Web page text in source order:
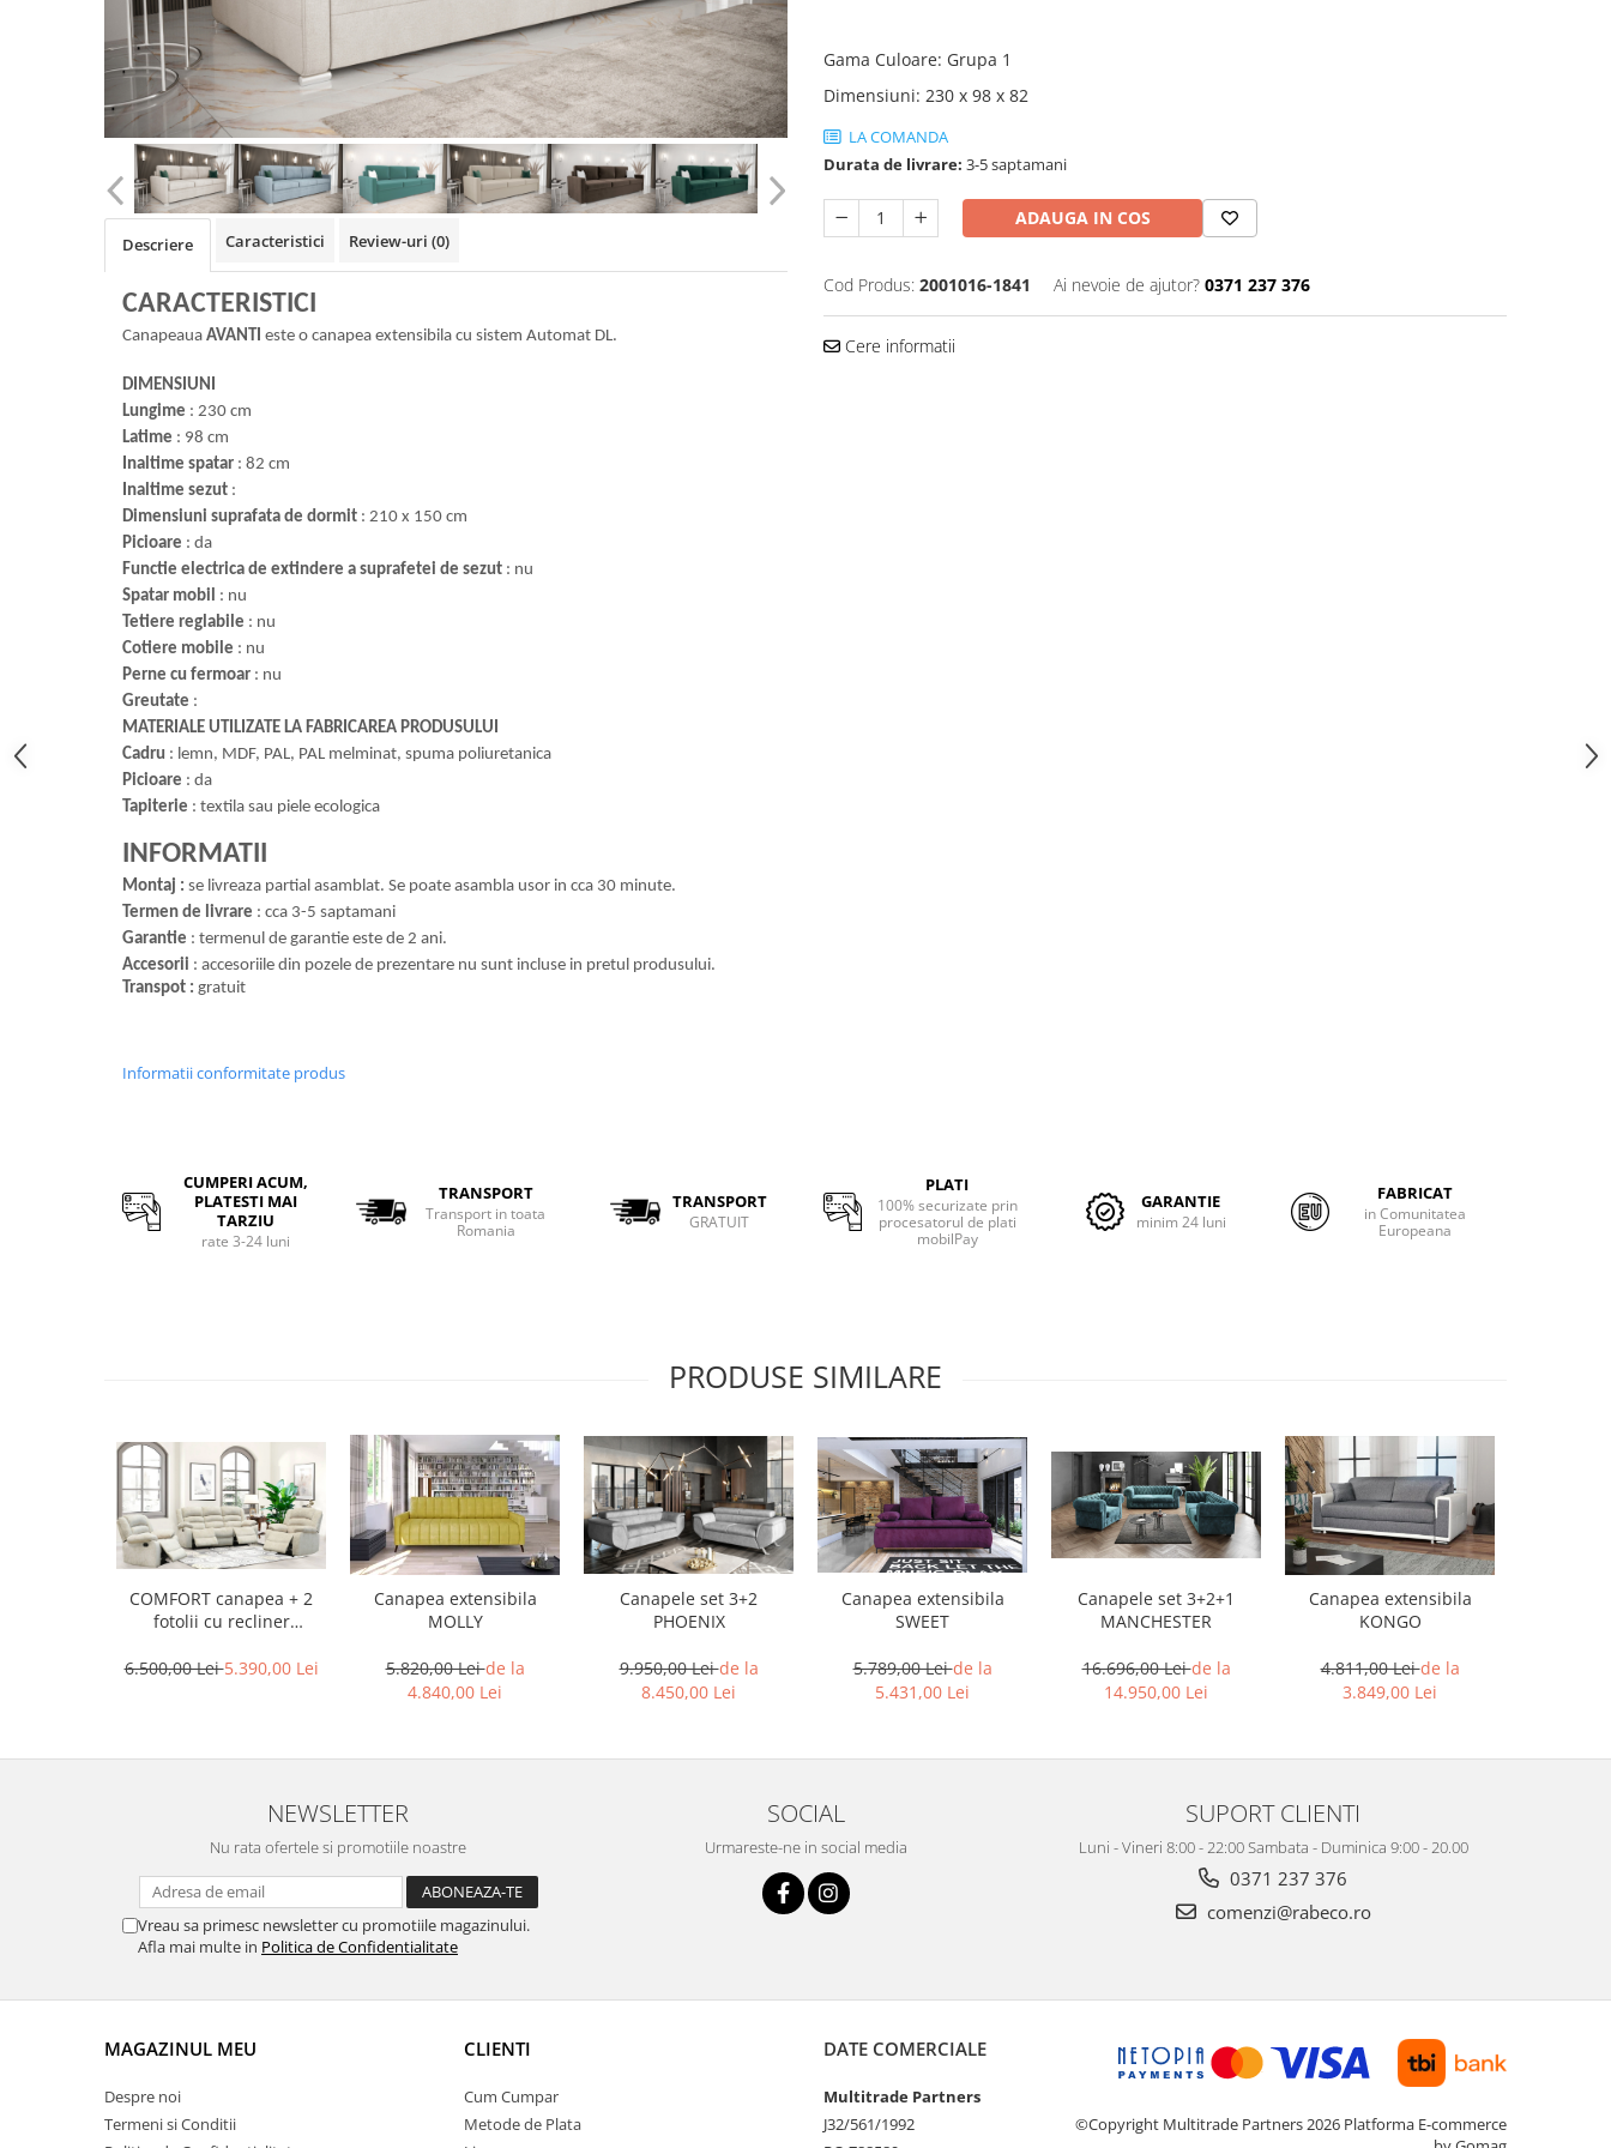
Gama Culoare: Grupa 1
Dimensiuni: 230 x 98 x 82
LA COMANDA
Durata de livrare: 3-5 saptamani
ADAUGA IN COS
Cod Produs: 2001016-1841 Ai nevoie de ajutor? 0371 237 376
Cere informatii
Descriere Caracteristici Review-uri (0)
CARACTERISTICI
Canapeaua AVANTI este o canapea extensibila cu sistem Automat DL.
DIMENSIUNI
Lungime : 230 cm
Latime : 98 cm
Inaltime spatar : 82 cm
Inaltime sezut :
Dimensiuni suprafata de dormit : 210 x 150 cm
Picioare : da
Functie electrica de extindere a suprafetei de sezut : nu
Spatar mobil : nu
Tetiere reglabile : nu
Cotiere mobile : nu
Perne cu fermoar : nu
Greutate :
MATERIALE UTILIZATE LA FABRICAREA PRODUSULUI
Cadru : lemn, MDF, PAL, PAL melminat, spuma poliuretanica
Picioare : da
Tapiterie : textila sau piele ecologica
INFORMATII
Montaj : se livreaza partial asamblat. Se poate asambla usor in cca 30 minute.
Termen de livrare : cca 3-5 saptamani
Garantie : termenul de garantie este de 2 ani.
Accesorii : accesoriile din pozele de prezentare nu sunt incluse in pretul produsului.
Transpot : gratuit
Informatii conformitate produs
CUMPERI ACUM,
PLATESTI MAI
TARZIU
rate 3-24 luni
TRANSPORT
Transport in toata
Romania
TRANSPORT
GRATUIT
PLATI
100% securizate prin
procesatorul de plati
mobilPay
GARANTIE
minim 24 luni
FABRICAT
in Comunitatea
Europeana
PRODUSE SIMILARE
COMFORT canapea + 2
fotolii cu recliner
6.500,00 Lei5.390,00 Lei
Canapea extensibila
MOLLY
5.820,00 Leide la
4.840,00 Lei
Canapele set 3+2
PHOENIX
9.950,00 Leide la
8.450,00 Lei
Canapea extensibila
SWEET
5.789,00 Leide la
5.431,00 Lei
Canapele set 3+2+1
MANCHESTER
16.696,00 Leide la
14.950,00 Lei
Canapea extensibila
KONGO
4.811,00 Leide la
3.849,00 Lei
NEWSLETTER
Nu rata ofertele si promotiile noastre
Vreau sa primesc newsletter cu promotiile magazinului.
Afla mai multe in Politica de Confidentialitate
SOCIAL
Urmareste-ne in social media
SUPORT CLIENTI
Luni - Vineri 8:00 - 22:00 Sambata - Duminica 9:00 - 20.00
0371 237 376
comenzi@rabeco.ro
MAGAZINUL MEU
Despre noi
Termeni si Conditii
CLIENTI
Cum Cumpar
Metode de Plata
DATE COMERCIALE
Multitrade Partners
J32/561/1992
©Copyright Multitrade Partners 2026 Platforma E-commerce